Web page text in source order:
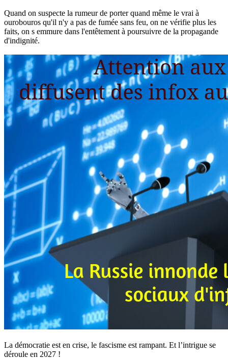
Quand on suspecte la rumeur de porter quand même le vrai à
ourobouros qu'il n'y a pas de fumée sans feu, on ne vérifie plus les
faits, on s emmure dans l'entêtement à poursuivre de la propagande
d'indignité.
La démocratie est en crise, le fascisme est rampant. Et l’intrigue se
déroule en 2027 !